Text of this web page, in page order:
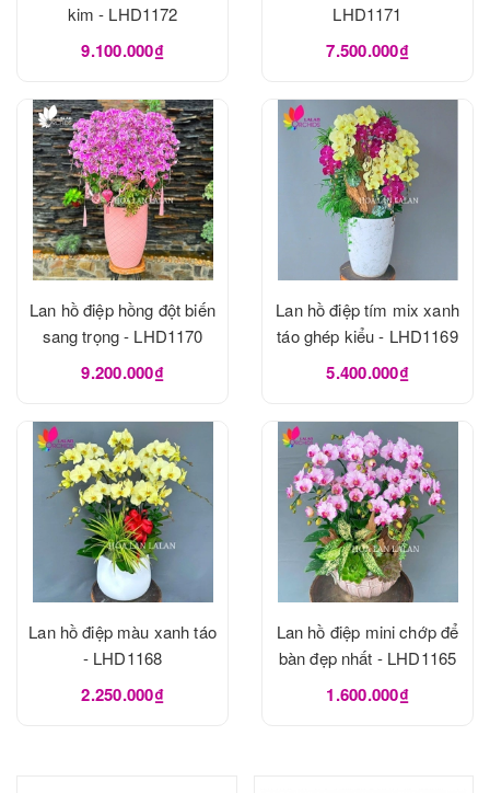
kim - LHD1172
9.100.000₫
LHD1171
7.500.000₫
Lan hồ điệp hồng đột biến
sang trọng - LHD1170
9.200.000₫
Lan hồ điệp tím mix xanh
táo ghép kiểu - LHD1169
5.400.000₫
Lan hồ điệp màu xanh táo
- LHD1168
2.250.000₫
Lan hồ điệp mini chớp để
bàn đẹp nhất - LHD1165
1.600.000₫